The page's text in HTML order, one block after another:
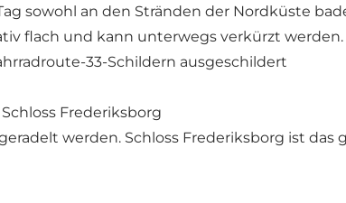
sowohl an den Stränden der Nordküste
flach und kann unterwegs verkürzt werden.
33-Schildern ausgeschildert
Frederiksborg
werden. Schloss Frederiksborg ist das